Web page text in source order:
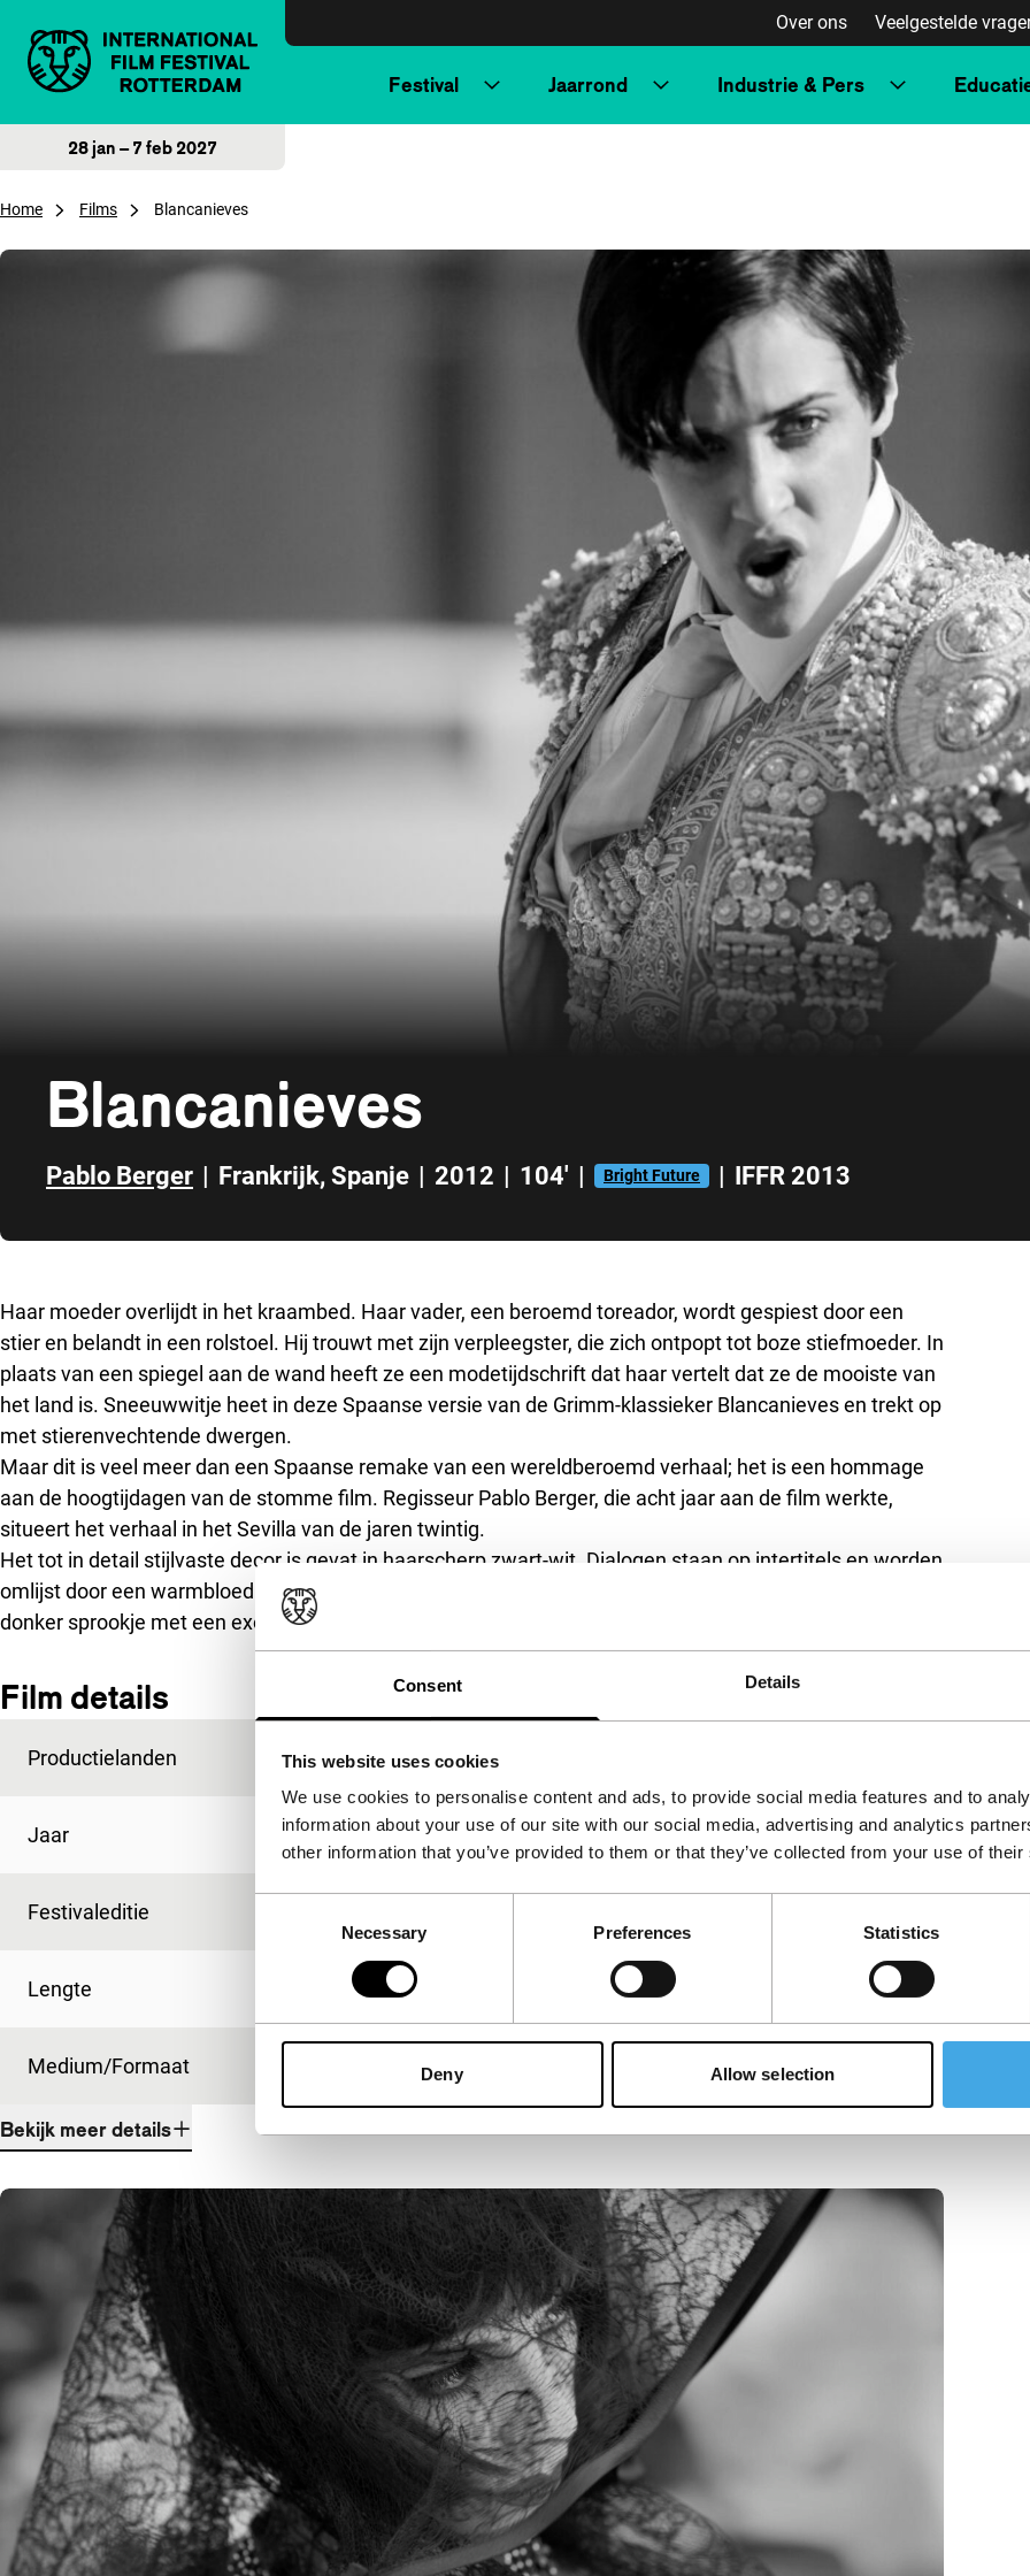
Consent Details
This website uses cookies
We use cookies to personalise content and ads, to provide social media features and to
information about your use of our site with our social media, advertising and analytics
other information that you’ve provided to them or that they’ve collected from your use of
Necessary Preferences Statistics
Deny Allow selection
Over ons Veelgestelde
Festival Jaarrond Industrie & Pers
28 jan – 7 feb 2027
Home Films Blancanieves
Blancanieves
Pablo Berger | Frankrijk, Spanje | 2012 | 104' | Bright Future | IFFR 2013
Haar moeder overlijdt in het kraambed. Haar vader, een beroemd toreador, wordt gespiest door een
stier en belandt in een rolstoel. Hij trouwt met zijn verpleegster, die zich ontpopt tot boze stiefmoeder. In
plaats van een spiegel aan de wand heeft ze een modetijdschrift dat haar vertelt dat ze de mooiste van
het land is. Sneeuwwitje heet in deze Spaanse versie van de Grimm-klassieker Blancanieves en trekt op
met stierenvechtende dwergen.
Maar dit is veel meer dan een Spaanse remake van een wereldberoemd verhaal; het is een hommage
aan de hoogtijdagen van de stomme film. Regisseur Pablo Berger, die acht jaar aan de film werkte,
situeert het verhaal in het Sevilla van de jaren twintig.
Het tot in detail stijlvaste decor is gevat in haarscherp zwart-wit. Dialogen staan op intertitels en worden
omlijst door een warmbloedige soundtrack met een stevige dosis flamenco.
donker sprookje met een exotische onderstroom.
Film details
Productielanden Frankrijk,Spanje
Jaar 2012
Festivaleditie
Lengte 104'
Medium/Formaat
Bekijk meer details